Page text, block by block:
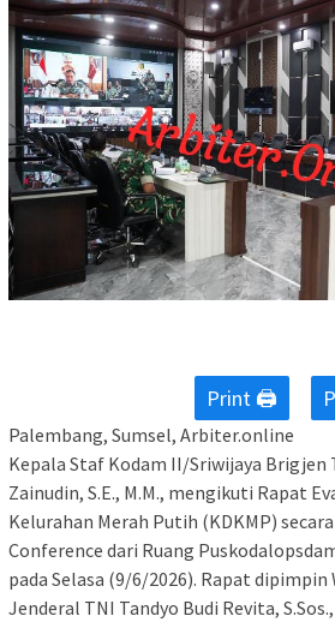
Print 🖨
Palembang, Sumsel, Arbiter.online
Kepala Staf Kodam II/Sriwijaya Brigjen
Zainudin, S.E., M.M., mengikuti Rapat
Kelurahan Merah Putih (KDKMP)
Conference dari Ruang
pada Selasa (9/6/2026). Rapat
Jenderal TNI Tandyo Budi Revita,